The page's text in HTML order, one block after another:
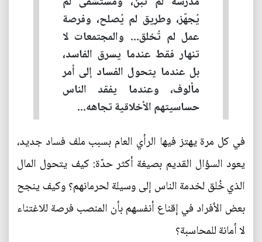
يُجهّز، وطريق لم يُصلح، وفرصة
عمل لم تُخلق... والمجتمعات لا
تنهار فقط عندما يسرق الفاسد،
بل عندما يتحول الفساد إلى أمر
مألوف، وعندما يفقد الناس
حساسيتهم الأخلاقية تجاهه...
في كل مرة يهتز فيها الرأي العام بسبب ملف فساد جديد،
يعود السؤال القديم بصيغة أكثر حدّة: كيف يتحول المال
الذي خُلق لخدمة الناس إلى وسيلة لحرمانهم؟ وكيف ينجح
بعض الأفراد في إقناع أنفسهم بأن المنصب فرصة للاغتناء
لا أمانة للمحاسبة؟